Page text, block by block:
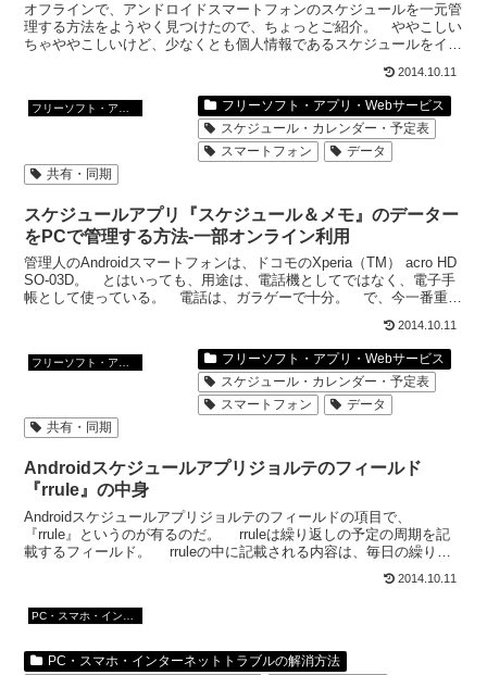
オフラインで、アンドロイドスマートフォンのスケジュールを一元管
理する方法をようやく見つけたので、ちょっとご紹介。 ややこしい
ちゃややこしいけど、少なくとも個人情報であるスケジュールをイン
2014.10.11
フリーソフト・アプリ・Webサービス
フリーソフト・アプリ・Webサービス
スケジュール・カレンダー・予定表
スマートフォン
データ
共有・同期
スケジュールアプリ『スケジュール＆メモ』のデーター
をPCで管理する方法-一部オンライン利用
管理人のAndroidスマートフォンは、ドコモのXperia（TM） acro HD
SO-03D。 とはいっても、用途は、電話機としてではなく、電子手
帳として使っている。 電話は、ガラゲーで十分。 で、今一番重視
2014.10.11
フリーソフト・アプリ・Webサービス
スケジュール・カレンダー・予定表
スマートフォン
データ
共有・同期
Androidスケジュールアプリジョルテのフィールド
『rrule』の中身
Androidスケジュールアプリジョルテのフィールドの項目で、
『rrule』というのが有るのだ。 rruleは繰り返しの予定の周期を記
載するフィールド。 rruleの中に記載される内容は、毎日の繰り返
2014.10.11
PC・スマホ・インターネットトラブルの解消方法